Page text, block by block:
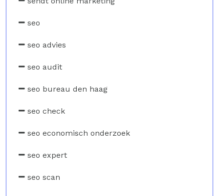
seo
seo advies
seo audit
seo bureau den haag
seo check
seo economisch onderzoek
seo expert
seo scan